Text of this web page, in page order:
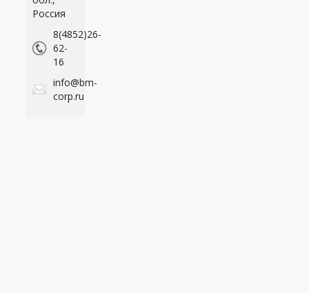
Россия
8(4852)26-
62-
16
info@bm-
corp.ru